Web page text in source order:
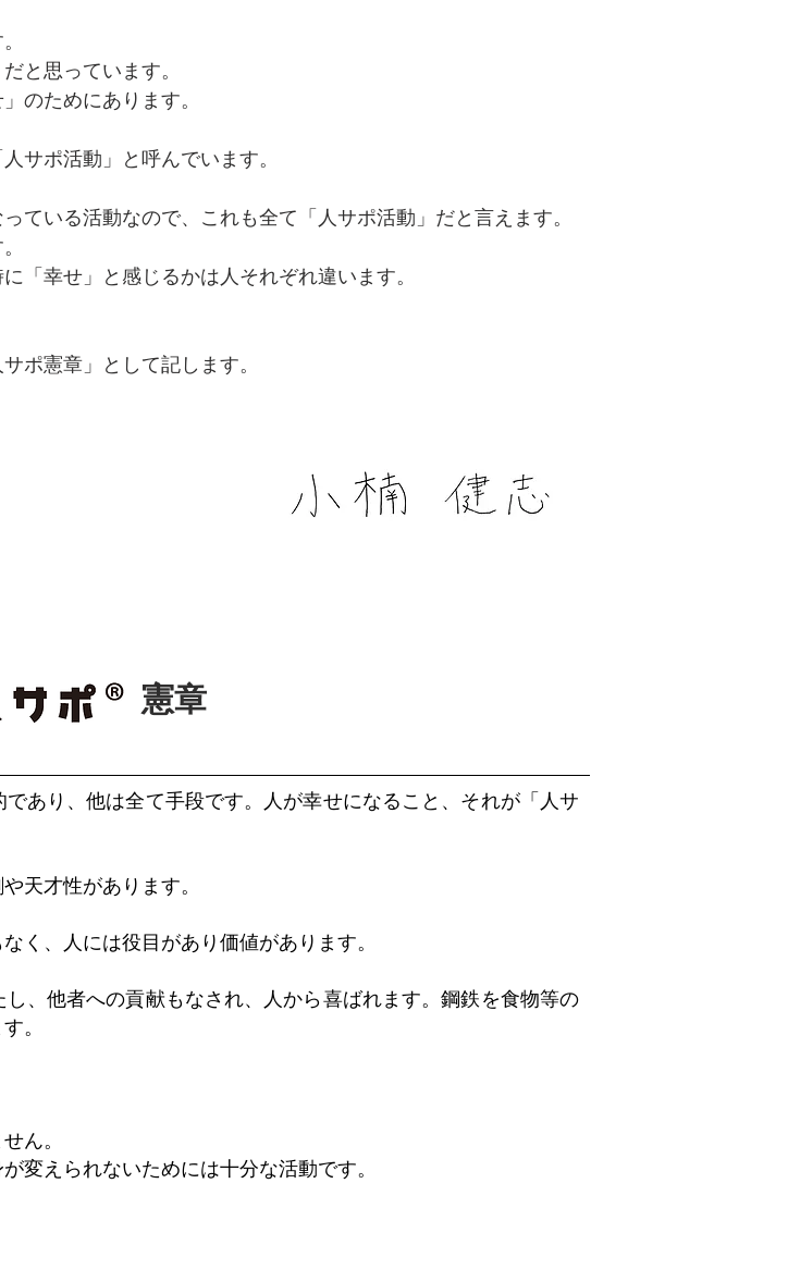
と思っています。
のためにあります。
サポ活動」と呼んでいます。
ている活動なので、これも全て「人サポ活動」だと言えます。
「幸せ」と感じるかは人それぞれ違います。
ポ憲章」として記します。
憲章
あり、他は全て手段です。人が幸せになること、それが「人サ
天才性があります。
く、人には役目があり価値があります。
、他者への貢献もなされ、人から喜ばれます。鋼鉄を食物等の
。
ん。
変えられないためには十分な活動です。